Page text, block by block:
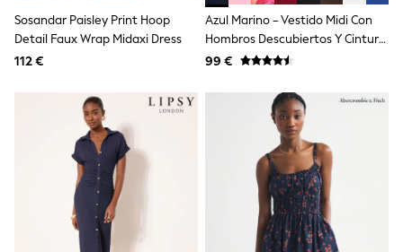
Suit Trousers
Waistcoats
Pyjamas
Robes
Socks
All Accessories
New In
Bags
Hats
Denim Jackets
Raincoats
Waterproof
Sosandar Paisley Print Hoop
Detail Faux Wrap Midaxi Dress
112 €
Azul Marino - Vestido Midi Con
Hombros Descubiertos Y Cintura
Fruncida De Lipsy
99 €